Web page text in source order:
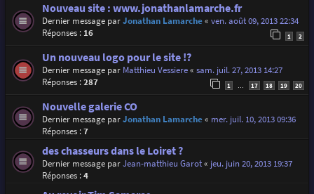
Nouveau site : www.jonathanlamarche.fr
Dernier message parJonathan Lamarche« ven. août 09, 2013 22:34
Réponses : 16 1 2
Un nouveau logo pour le site !?
Dernier message par Matthieu Vessiere« sam. juil. 27, 2013 14:27
Réponses :287 1 17 18 19 20
Nouvelle galerie CO
Dernier message parJonathan Lamarche« mer. juil. 10, 2013 09:36
Réponses :7
des chasseurs dans le Loiret ?
Dernier message parJean-matthieu Garot« jeu. juin 20, 2013 19:37
Réponses :4